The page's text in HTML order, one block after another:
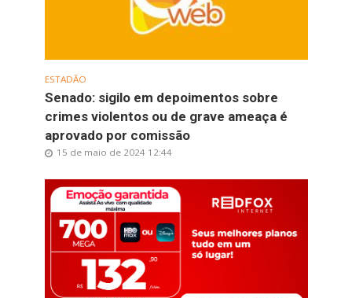
ESTADÃO
Senado: sigilo em depoimentos sobre
crimes violentos ou de grave ameaça é
aprovado por comissão
15 de maio de 2024 12:44